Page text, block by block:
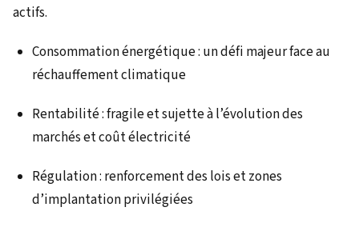
actifs.
Consommation énergétique : un défi majeur face au
réchauffement climatique
Rentabilité : fragile et sujette à l’évolution des
marchés et coût électricité
Régulation : renforcement des lois et zones
d’implantation privilégiées